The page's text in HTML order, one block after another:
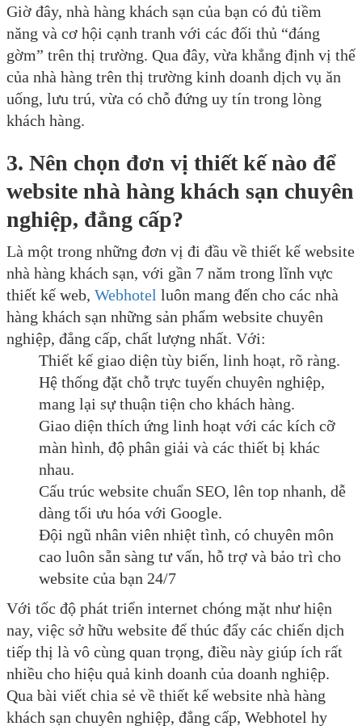
Giờ đây, nhà hàng khách sạn của bạn có đủ tiềm
năng và cơ hội cạnh tranh với các đối thủ “đáng
gờm” trên thị trường. Qua đây, vừa khẳng định vị thế
của nhà hàng trên thị trường kinh doanh dịch vụ ăn
uống, lưu trú, vừa có chỗ đứng uy tín trong lòng
khách hàng.
3. Nên chọn đơn vị thiết kế nào để
website nhà hàng khách sạn chuyên
nghiệp, đẳng cấp?
Là một trong những đơn vị đi đầu về thiết kế website
nhà hàng khách sạn, với gần 7 năm trong lĩnh vực
thiết kế web, Webhotel luôn mang đến cho các nhà
hàng khách sạn những sản phẩm website chuyên
nghiệp, đẳng cấp, chất lượng nhất. Với:
Thiết kế giao diện tùy biến, linh hoạt, rõ ràng.
Hệ thống đặt chỗ trực tuyến chuyên nghiệp,
mang lại sự thuận tiện cho khách hàng.
Giao diện thích ứng linh hoạt với các kích cỡ
màn hình, độ phân giải và các thiết bị khác
nhau.
Cấu trúc website chuẩn SEO, lên top nhanh, dễ
dàng tối ưu hóa với Google.
Đội ngũ nhân viên nhiệt tình, có chuyên môn
cao luôn sẵn sàng tư vấn, hỗ trợ và bảo trì cho
website của bạn 24/7
Với tốc độ phát triển internet chóng mặt như hiện
nay, việc sở hữu website để thúc đẩy các chiến dịch
tiếp thị là vô cùng quan trọng, điều này giúp ích rất
nhiều cho hiệu quả kinh doanh của doanh nghiệp.
Qua bài viết chia sẻ về thiết kế website nhà hàng
khách sạn chuyên nghiệp, đẳng cấp, Webhotel hy